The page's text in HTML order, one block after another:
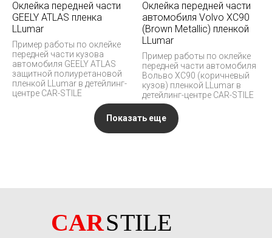
Оклейка передней части
GEELY ATLAS пленка
LLumar
Пример работы по оклейке
передней части кузова
автомобиля GEELY ATLAS
защитной полиуретановой
пленкой LLumar в детейлинг-
центре CAR-STILE
Оклейка передней части
автомобиля Volvo XC90
(Brown Metallic) пленкой
LLumar
Пример работы по оклейке
передней части автомобиля
Вольво XC90 (коричневый
кузов) пленкой LLumar в
детейлинг-центре CAR-STILE
Показать еще